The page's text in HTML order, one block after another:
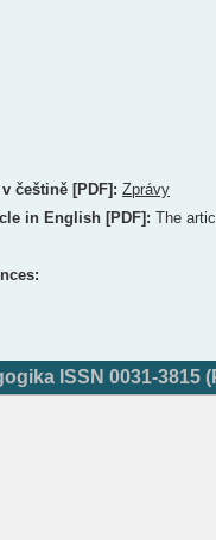
češtině [PDF]: Zprávy
in English [PDF]: The
ISSN 0031-3815